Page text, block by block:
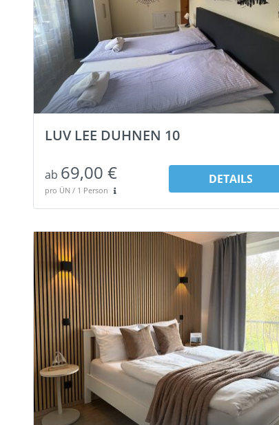
LUV LEE DUHNEN 10
ab 69,00 €
pro ÜN / 1 Person
DETAILS